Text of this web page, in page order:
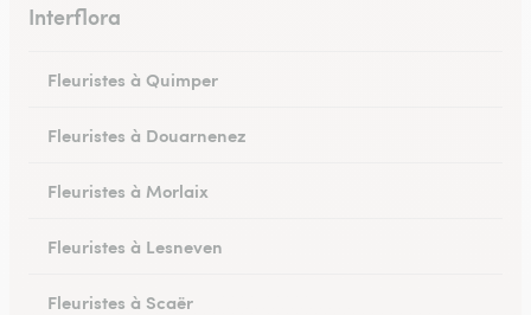
Interflora
Fleuristes à Quimper
Fleuristes à Douarnenez
Fleuristes à Morlaix
Fleuristes à Lesneven
Fleuristes à Scaër